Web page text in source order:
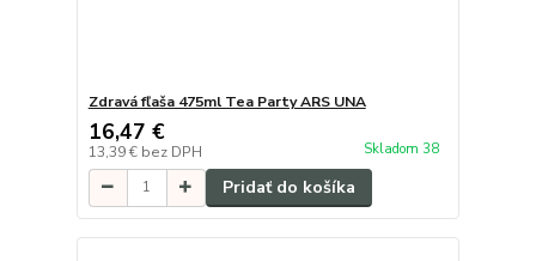
Zdravá fľaša 475ml Tea Party ARS UNA
16,47 €
13,39 € bez DPH Skladom 38
Pridať do košíka